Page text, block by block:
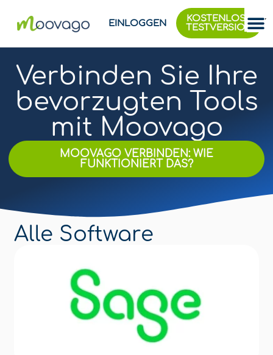
EINLOGGEN
KOSTENLOSE
TESTVERSION
Verbinden Sie Ihre
bevorzugten Tools
mit Moovago
MOOVAGO VERBINDEN: WIE
FUNKTIONIERT DAS?
Alle Software